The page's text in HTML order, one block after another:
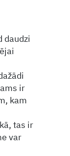
daudzi
ir
kam
tas ir
var